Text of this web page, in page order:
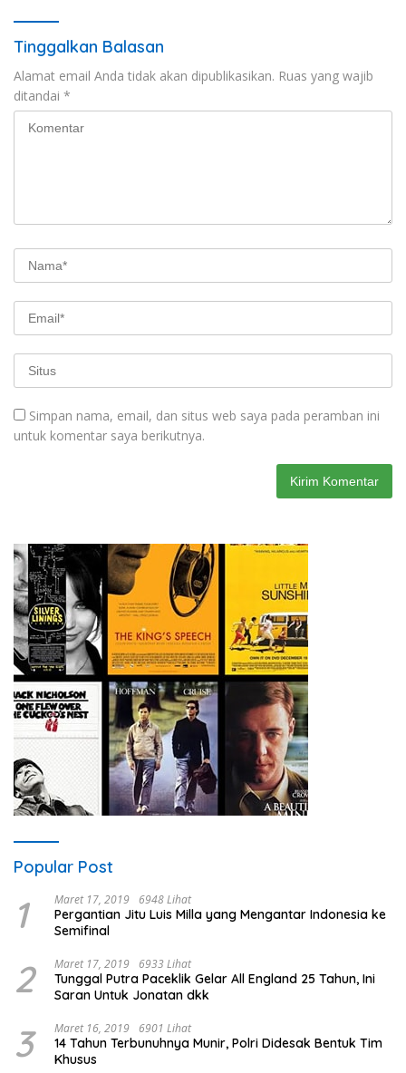
Tinggalkan Balasan
Alamat email Anda tidak akan dipublikasikan. Ruas yang wajib
ditandai *
Simpan nama, email, dan situs web saya pada peramban ini
untuk komentar saya berikutnya.
Popular Post
1 Maret 17, 2019 6948 Lihat
Pergantian Jitu Luis Milla yang Mengantar Indonesia ke
Semifinal
2 Maret 17, 2019 6933 Lihat
Tunggal Putra Paceklik Gelar All England 25 Tahun, Ini
Saran Untuk Jonatan dkk
3 Maret 16, 2019 6901 Lihat
14 Tahun Terbunuhnya Munir, Polri Didesak Bentuk Tim
Khusus